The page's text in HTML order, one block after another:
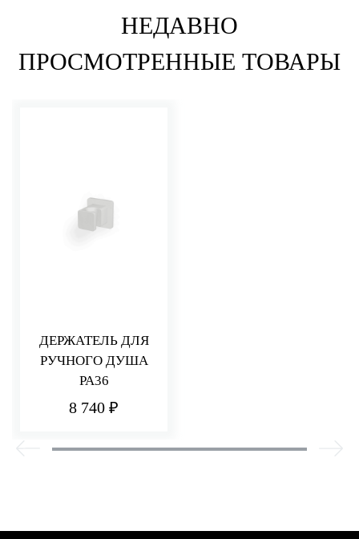
НЕДАВНО
ПРОСМОТРЕННЫЕ ТОВАРЫ
ДЕРЖАТЕЛЬ ДЛЯ
РУЧНОГО ДУША
PA36
8 740 ₽